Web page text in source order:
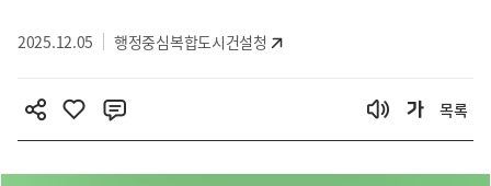
2025.12.05 행정중심복합도시건설청
목록